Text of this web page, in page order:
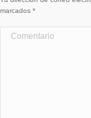
marcados *
Comentario